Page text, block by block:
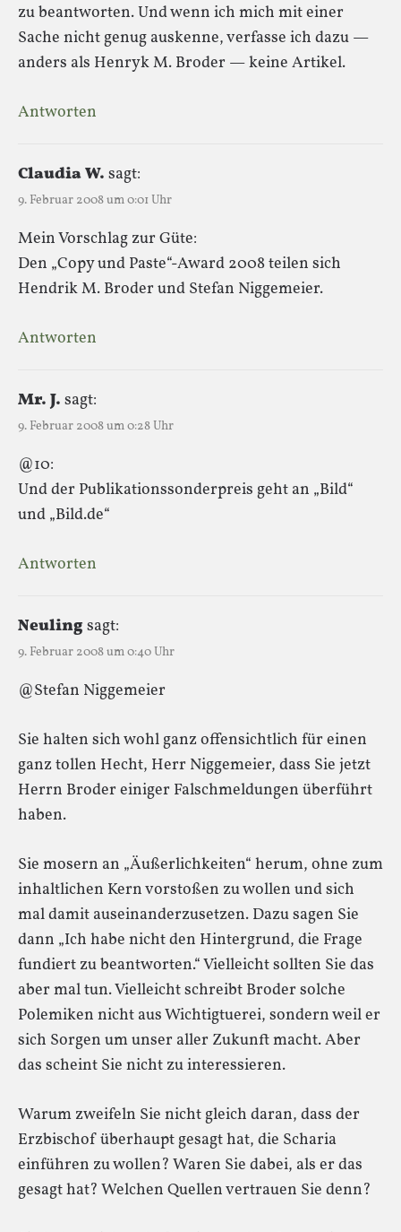
zu beantworten. Und wenn ich mich mit einer
Sache nicht genug auskenne, verfasse ich dazu —
anders als Henryk M. Broder — keine Artikel.
Antworten
Claudia W. sagt:
9. Februar 2008 um 0:01 Uhr
Mein Vorschlag zur Güte:
Den „Copy und Paste“-Award 2008 teilen sich
Hendrik M. Broder und Stefan Niggemeier.
Antworten
Mr. J. sagt:
9. Februar 2008 um 0:28 Uhr
@10:
Und der Publikationssonderpreis geht an „Bild“
und „Bild.de“
Antworten
Neulingsagt:
9. Februar 2008 um 0:40 Uhr
@Stefan Niggemeier
Sie halten sich wohl ganz offensichtlich für einen
ganz tollen Hecht, Herr Niggemeier, dass Sie jetzt
Herrn Broder einiger Falschmeldungen überführt
haben.
Sie mosern an „Äußerlichkeiten“ herum, ohne zum
inhaltlichen Kern vorstoßen zu wollen und sich
mal damit auseinanderzusetzen. Dazu sagen Sie
dann „Ich habe nicht den Hintergrund, die Frage
fundiert zu beantworten.“ Vielleicht sollten Sie das
aber mal tun. Vielleicht schreibt Broder solche
Polemiken nicht aus Wichtigtuerei, sondern weil er
sich Sorgen um unser aller Zukunft macht. Aber
das scheint Sie nicht zu interessieren.
Warum zweifeln Sie nicht gleich daran, dass der
Erzbischof überhaupt gesagt hat, die Scharia
einführen zu wollen? Waren Sie dabei, als er das
gesagt hat? Welchen Quellen vertrauen Sie denn?